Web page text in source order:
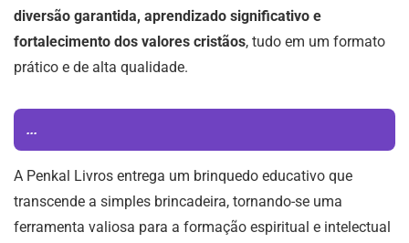
diversão garantida, aprendizado significativo e
fortalecimento dos valores cristãos, tudo em um formato
prático e de alta qualidade.
...
A Penkal Livros entrega um brinquedo educativo que
transcende a simples brincadeira, tornando-se uma
ferramenta valiosa para a formação espiritual e intelectual